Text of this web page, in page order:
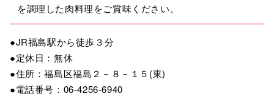
を調理した肉料理をご賞味ください。
●JR福島駅から徒歩３分
●定休日：無休
●住所：福島区福島２－８－１５(東)
●電話番号：06-4256-6940